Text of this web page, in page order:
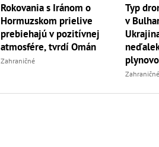
Rokovania s Iránom o
Hormuzskom prielive
prebiehajú v pozitívnej
atmosfére, tvrdí Omán
Zahraničné
Typ
v
Zahraničné